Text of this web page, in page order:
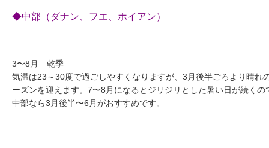
◆中部（ダナン、フエ、ホイアン）
3〜8月 乾季
気温は23～30度で過ごしやすくなりますが、3月後半ごろより晴れ
ーズンを迎えます。7〜8月になるとジリジリとした暑い日が続くの
中部なら3月後半〜6月がおすすめです。